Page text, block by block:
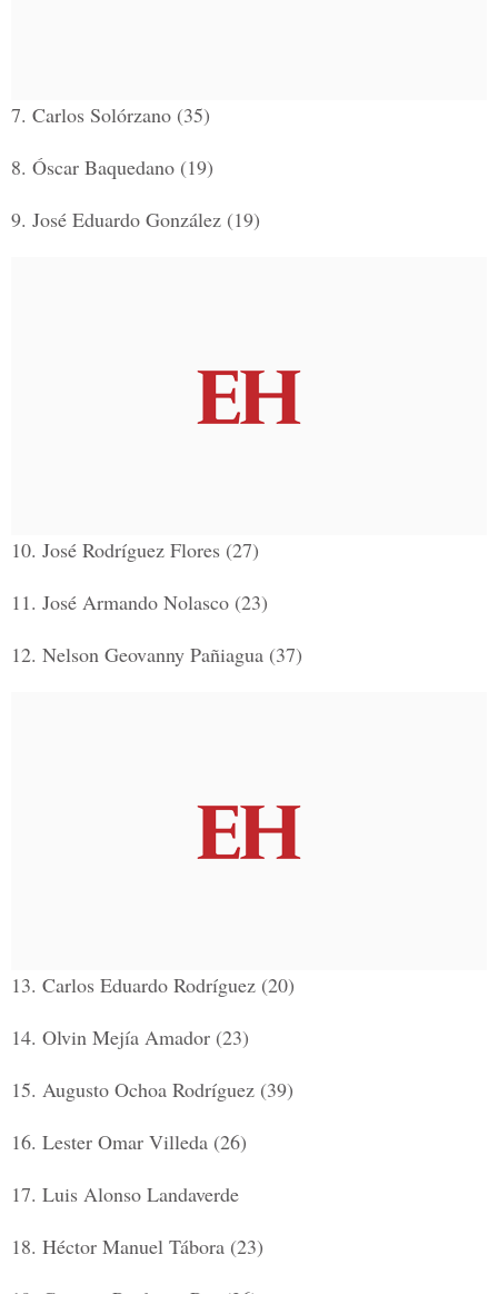
7. Carlos Solórzano (35)
8. Óscar Baquedano (19)
9. José Eduardo González (19)
10. José Rodríguez Flores (27)
11. José Armando Nolasco (23)
12. Nelson Geovanny Pañiagua (37)
13. Carlos Eduardo Rodríguez (20)
14. Olvin Mejía Amador (23)
15. Augusto Ochoa Rodríguez (39)
16. Lester Omar Villeda (26)
17. Luis Alonso Landaverde
18. Héctor Manuel Tábora (23)